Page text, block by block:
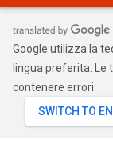
Google utilizza la
lingua preferita. Le
contenere errori.